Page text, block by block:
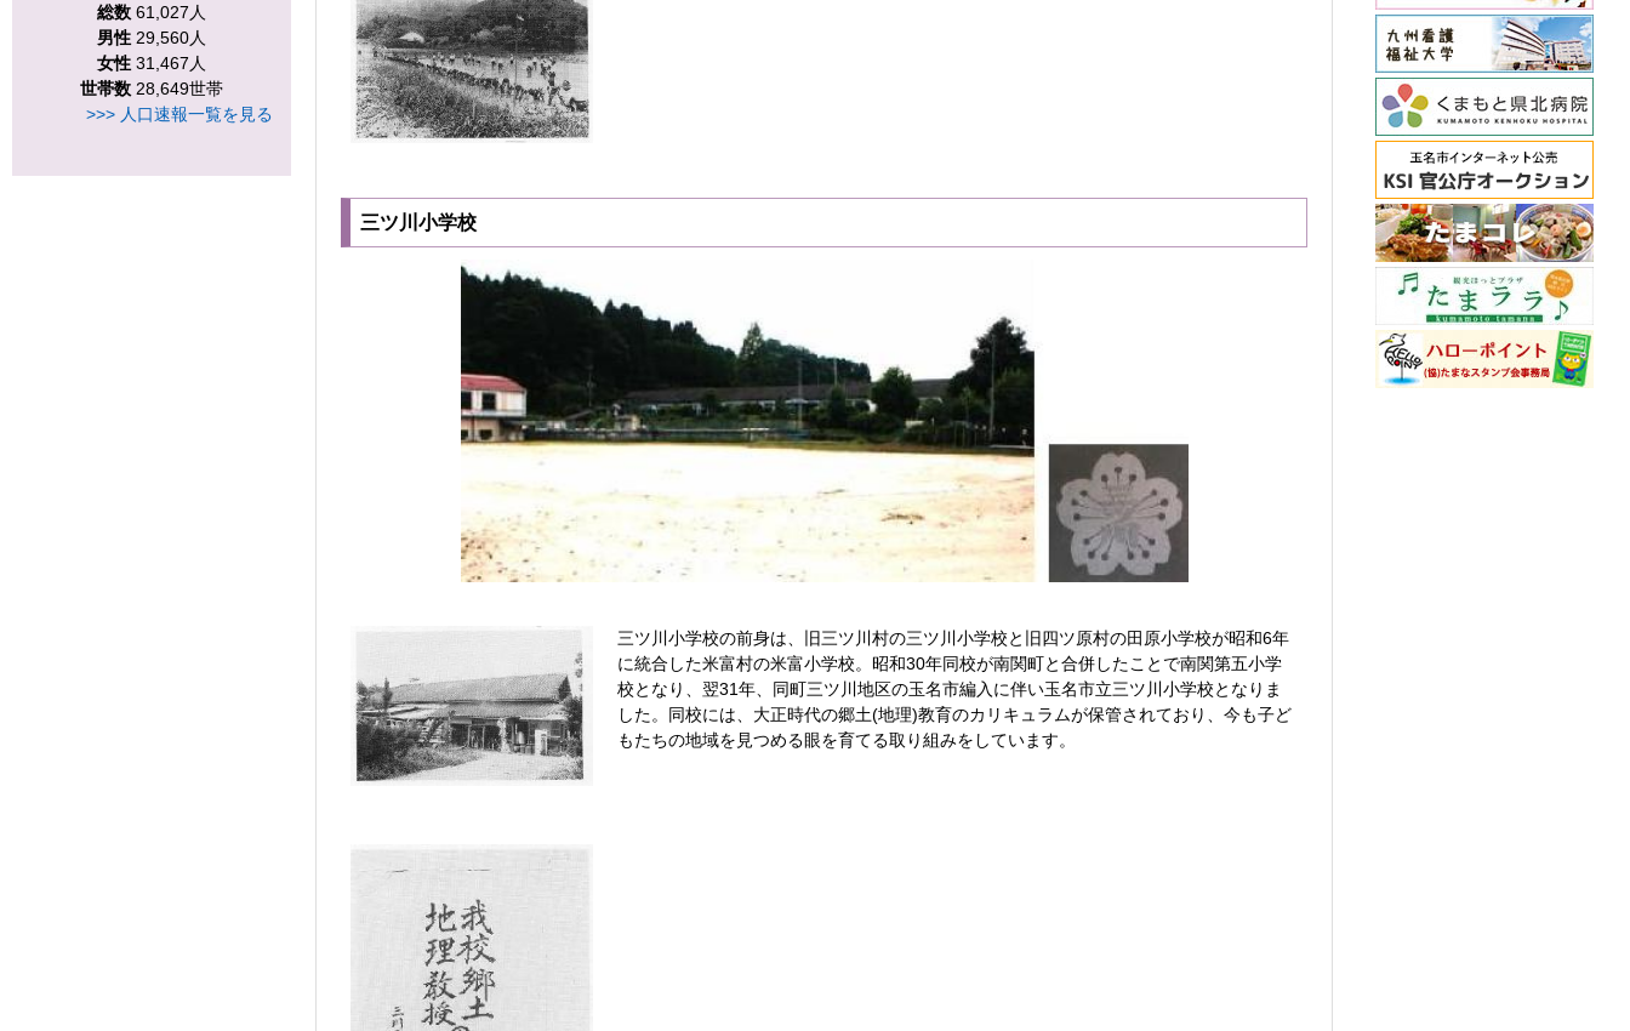
総数 61,027人
男性 29,560人
女性 31,467人
世帯数 28,649世帯
>>> 人口速報一覧を見る
三ツ川小学校
三ツ川小学校の前身は、旧三ツ川村の三ツ川小学校と旧四ツ原村の田原小学校が昭和6年
に統合した米富村の米富小学校。昭和30年同校が南関町と合併したことで南関第五小学
校となり、翌31年、同町三ツ川地区の玉名市編入に伴い玉名市立三ツ川小学校となりま
した。同校には、大正時代の郷土(地理)教育のカリキュラムが保管されており、今も子ど
もたちの地域を見つめる眼を育てる取り組みをしています。